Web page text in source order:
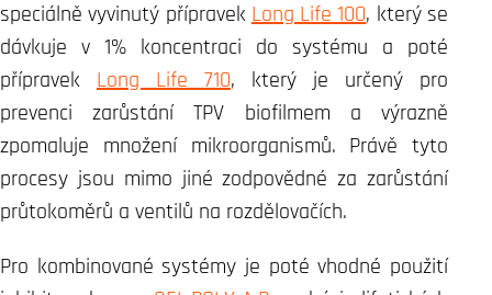
speciálně vyvinutý přípravek Long Life 100, který se
dávkuje v 1% koncentraci do systému a poté
přípravek Long Life 710, který je určený pro
prevenci zarůstání TPV biofilmem a výrazně
zpomaluje množení mikroorganismů. Právě tyto
procesy jsou mimo jiné zodpovědné za zarůstání
průtokoměrů a ventilů na rozdělovačích.
Pro kombinované systémy je poté vhodné použití